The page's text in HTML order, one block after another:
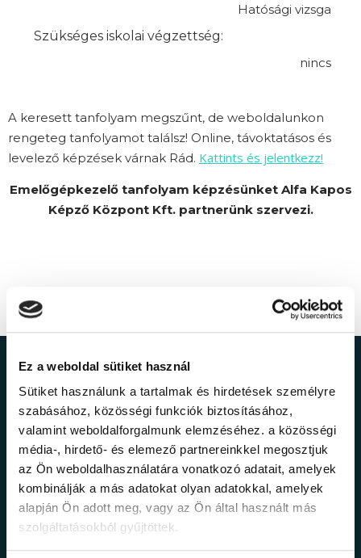
Ez a weboldal sütiket használ
Sütiket használunk a tartalmak és hirdetések személyre
szabásához, közösségi funkciók biztosításához,
valamint weboldalforgalmunk elemzéséhez. a közösségi
média-, hirdető- és elemező partnereinkkel megosztjuk
az Ön weboldalhasználatára vonatkozó adatait, amelyek
kombinálják a más adatokat olyan adatokkal, amelyek
alapján Ön adott meg, vagy az Ön által használt más
szolgáltatásokból gyűjtöttek.
Hatósági vizsga
Szükséges iskolai végzettség:
nincs
A keresett tanfolyam megszűnt, de weboldalunkon
rengeteg tanfolyamot találsz! Online, távoktatásos és
levelező képzések várnak Rád. Kattints és jelentkezz!
Emelőgépkezelő tanfolyam képzésünket Alfa Kapos
Képző Központ Kft. partnerünk szervezi.
Ne maradj le a
legfrissebb
információkról!
Értesülj elsőként legújabb tanfolyamainkról,
legfrissebb híreinkről és időszakos